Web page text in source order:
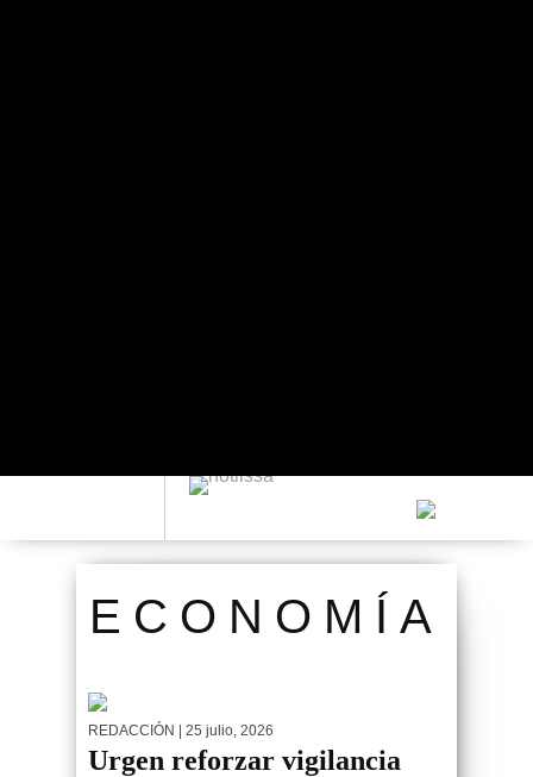
ECONOMÍA
REDACCIÓN | 25 julio, 2026
Urgen reforzar vigilancia